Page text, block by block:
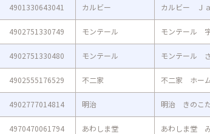
4901330643041 カルビー カルビー Ｊ
4902751330749 モンテール モンテール
4902751330480 モンテール モンテール
4902555176529 不二家 不二家 ホー
4902777014814 明治 明治 きのこ
4970470061794 あわしま堂 あわしま堂